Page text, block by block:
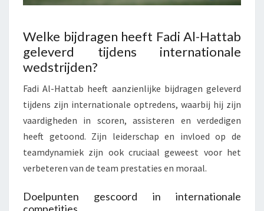
Welke bijdragen heeft Fadi Al-Hattab
geleverd tijdens internationale
wedstrijden?
Fadi Al-Hattab heeft aanzienlijke bijdragen geleverd
tijdens zijn internationale optredens, waarbij hij zijn
vaardigheden in scoren, assisteren en verdedigen
heeft getoond. Zijn leiderschap en invloed op de
teamdynamiek zijn ook cruciaal geweest voor het
verbeteren van de team prestaties en moraal.
Doelpunten gescoord in internationale